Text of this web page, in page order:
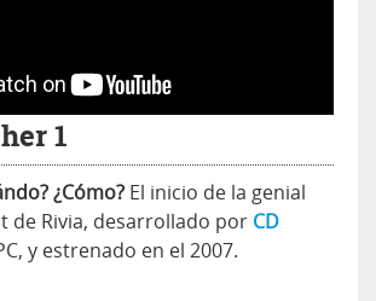
1
¿Cómo? El inicio de la genial
de Rivia, desarrollado por CD
y estrenado en el 2007.